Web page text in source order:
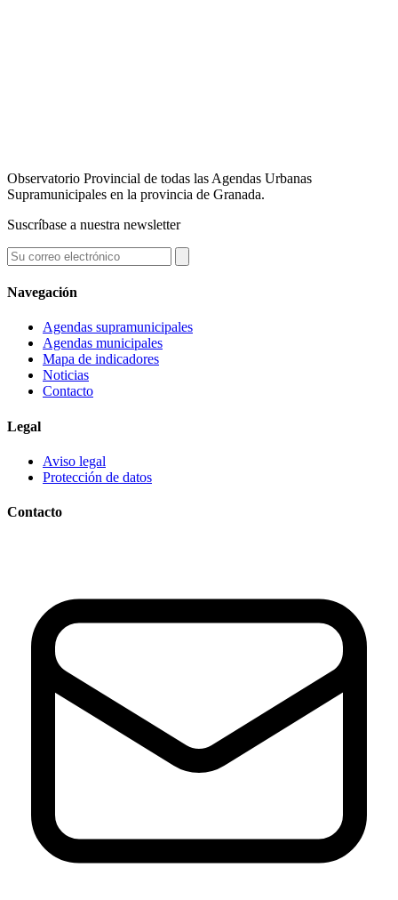
Observatorio Provincial de todas las Agendas Urbanas
Supramunicipales en la provincia de Granada.
Suscríbase a nuestra newsletter
Navegación
Agendas supramunicipales
Agendas municipales
Mapa de indicadores
Noticias
Contacto
Legal
Aviso legal
Protección de datos
Contacto